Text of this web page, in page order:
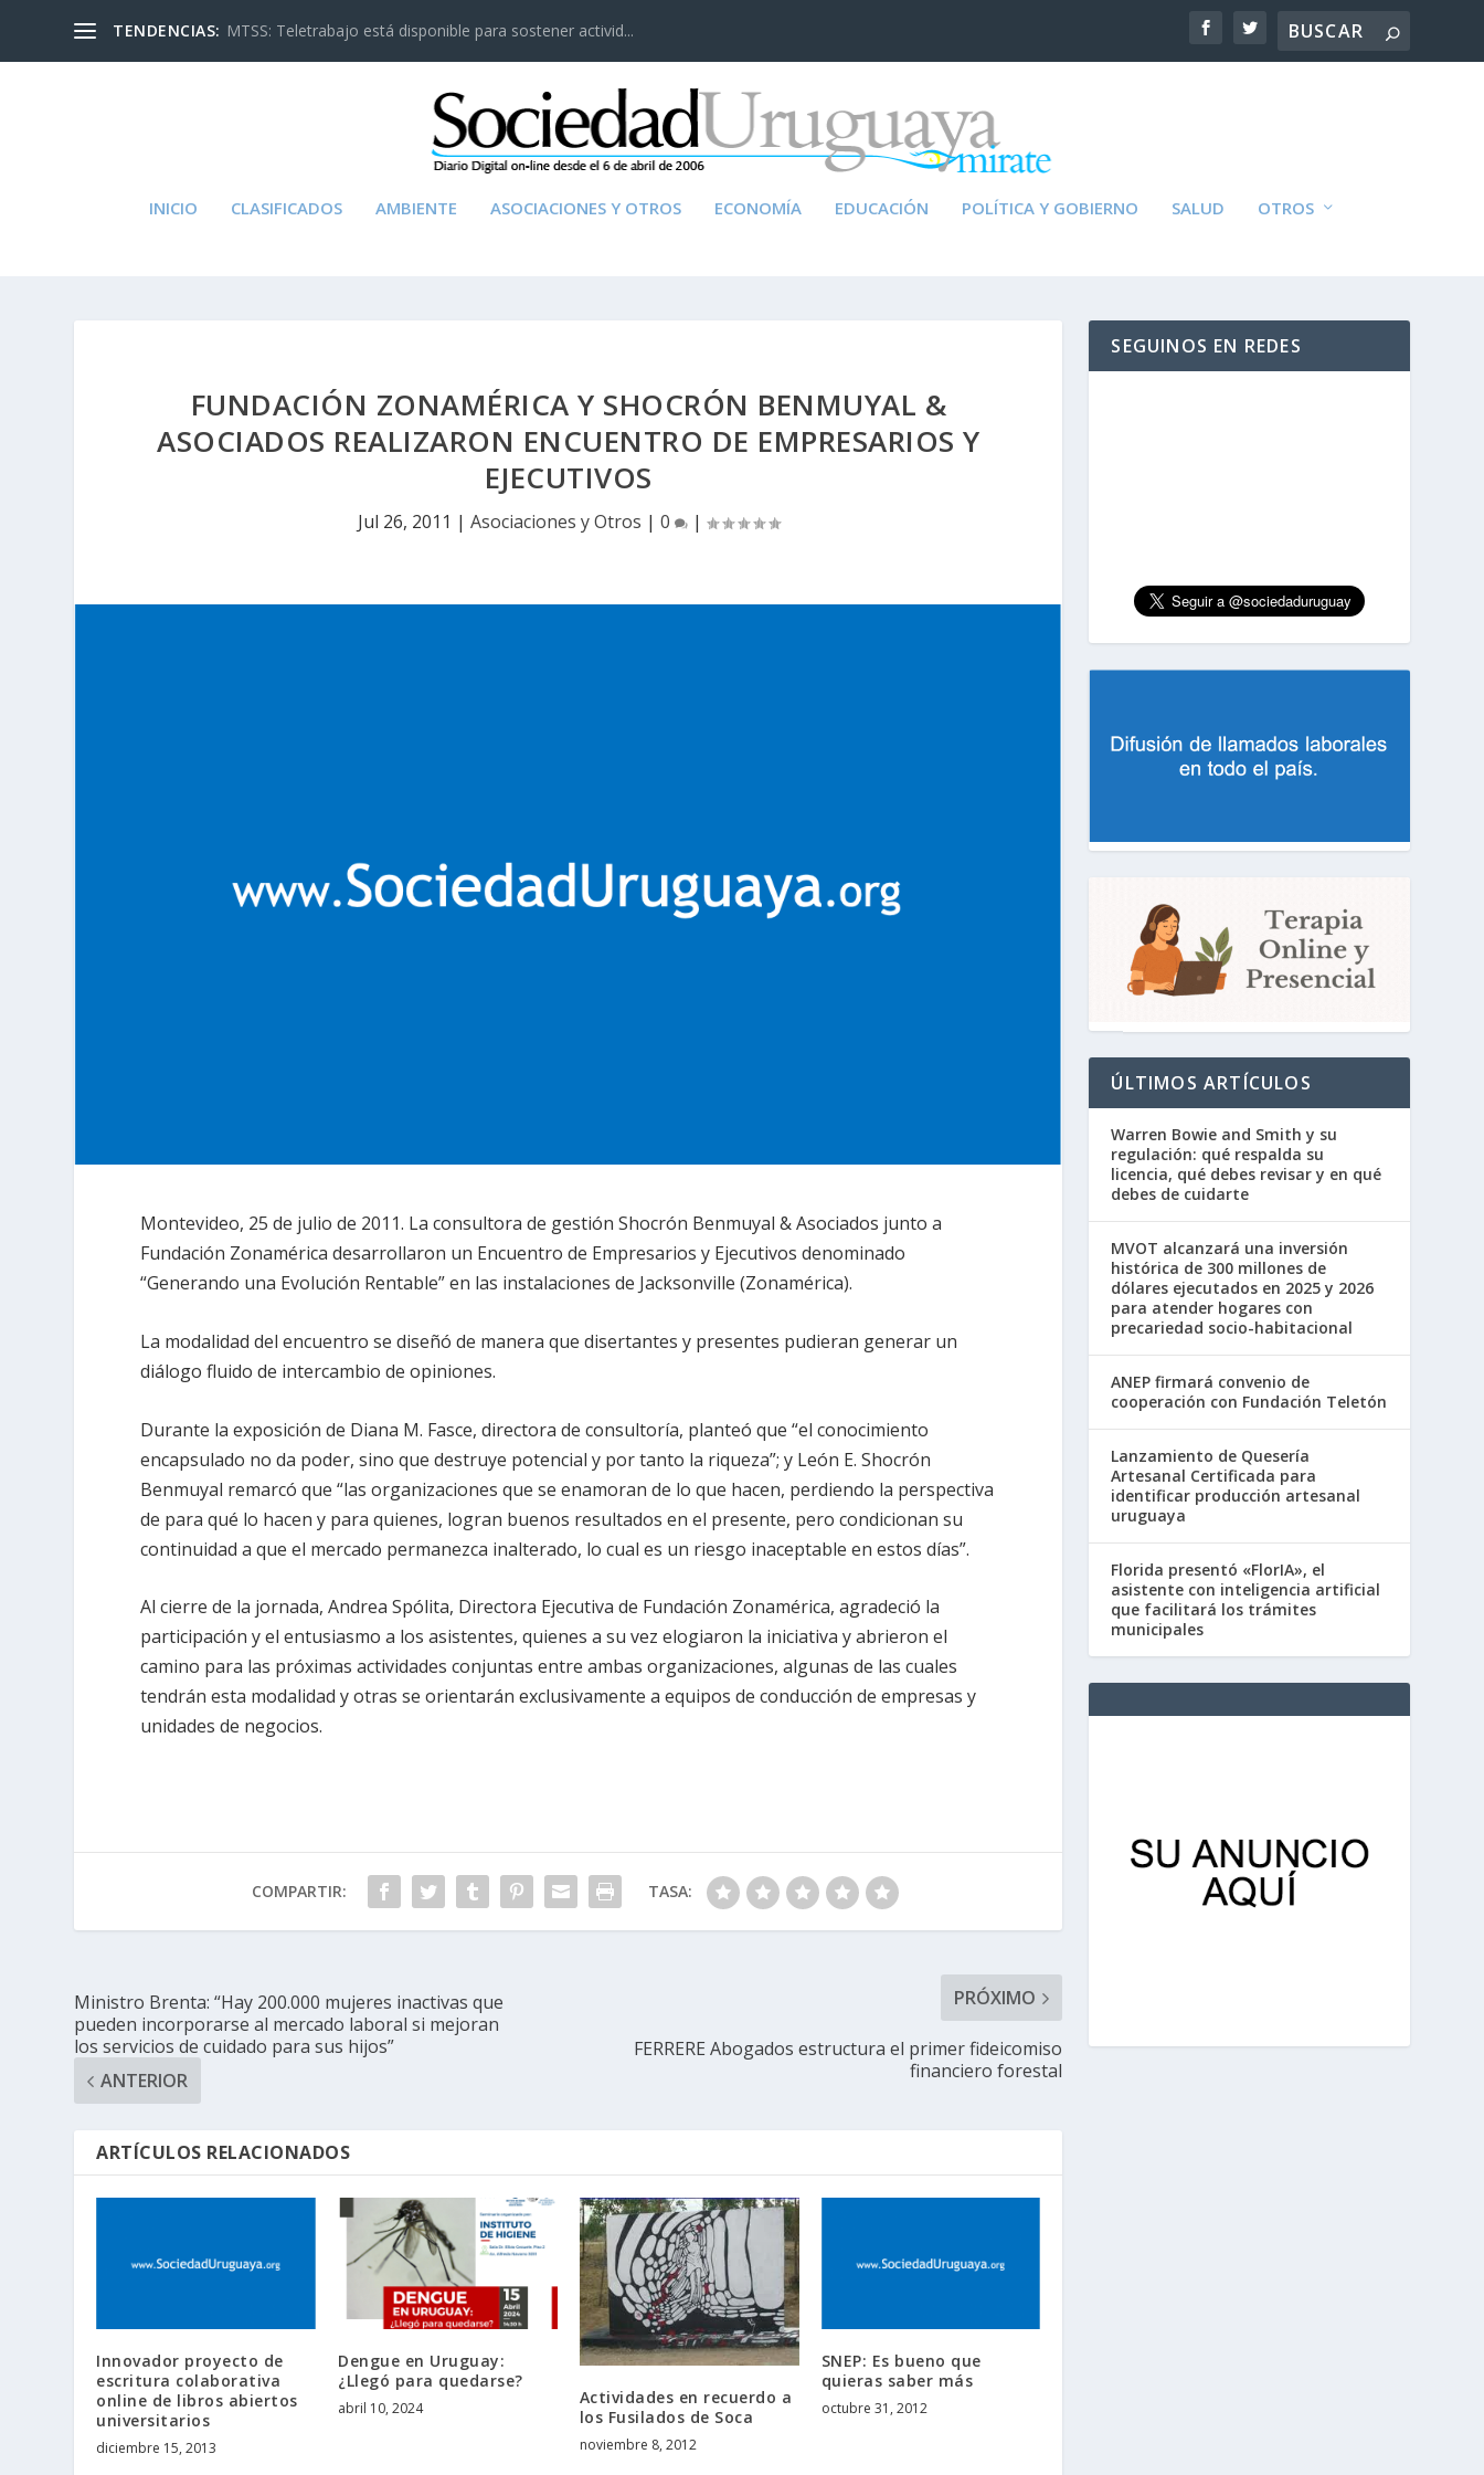
TENDENCIAS: MTSS: Teletrabajo está disponible para sostener activid...
INICIO CLASIFICADOS AMBIENTE ASOCIACIONES Y OTROS ECONOMÍA EDUCACIÓN POLÍTICA Y GOBIERNO SALUD OTROS
FUNDACIÓN ZONAMÉRICA Y SHOCRÓN BENMUYAL &
ASOCIADOS REALIZARON ENCUENTRO DE EMPRESARIOS Y
EJECUTIVOS
Jul 26, 2011 | Asociaciones y Otros | 0 |
Montevideo, 25 de julio de 2011. La consultora de gestión Shocrón Benmuyal & Asociados junto a
Fundación Zonamérica desarrollaron un Encuentro de Empresarios y Ejecutivos denominado
“Generando una Evolución Rentable” en las instalaciones de Jacksonville (Zonamérica).
La modalidad del encuentro se diseñó de manera que disertantes y presentes pudieran generar un
diálogo fluido de intercambio de opiniones.
Durante la exposición de Diana M. Fasce, directora de consultoría, planteó que “el conocimiento
encapsulado no da poder, sino que destruye potencial y por tanto la riqueza”; y León E. Shocrón
Benmuyal remarcó que “las organizaciones que se enamoran de lo que hacen, perdiendo la perspectiva
de para qué lo hacen y para quienes, logran buenos resultados en el presente, pero condicionan su
continuidad a que el mercado permanezca inalterado, lo cual es un riesgo inaceptable en estos días”.
Al cierre de la jornada, Andrea Spólita, Directora Ejecutiva de Fundación Zonamérica, agradeció la
participación y el entusiasmo a los asistentes, quienes a su vez elogiaron la iniciativa y abrieron el
camino para las próximas actividades conjuntas entre ambas organizaciones, algunas de las cuales
tendrán esta modalidad y otras se orientarán exclusivamente a equipos de conducción de empresas y
unidades de negocios.
COMPARTIR: TASA:
Ministro Brenta: “Hay 200.000 mujeres inactivas que
pueden incorporarse al mercado laboral si mejoran
los servicios de cuidado para sus hijos”
ANTERIOR
PRÓXIMO
FERRERE Abogados estructura el primer fideicomiso
financiero forestal
ARTÍCULOS RELACIONADOS
Innovador proyecto de
escritura colaborativa
online de libros abiertos
universitarios
diciembre 15, 2013
Dengue en Uruguay:
¿Llegó para quedarse?
abril 10, 2024
Actividades en recuerdo a
los Fusilados de Soca
noviembre 8, 2012
SNEP: Es bueno que
quieras saber más
octubre 31, 2012
SEGUINOS EN REDES
ÚLTIMOS ARTÍCULOS
Warren Bowie and Smith y su
regulación: qué respalda su
licencia, qué debes revisar y en qué
debes de cuidarte
MVOT alcanzará una inversión
histórica de 300 millones de
dólares ejecutados en 2025 y 2026
para atender hogares con
precariedad socio-habitacional
ANEP firmará convenio de
cooperación con Fundación Teletón
Lanzamiento de Quesería
Artesanal Certificada para
identificar producción artesanal
uruguaya
Florida presentó «FlorIA», el
asistente con inteligencia artificial
que facilitará los trámites
municipales